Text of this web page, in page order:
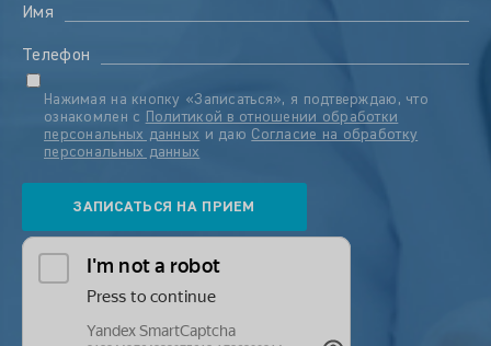
Имя
Телефон
Нажимая на кнопку «Записаться», я подтверждаю, что
ознакомлен с
Политикой в отношении обработки
персональных данных и даю Согласие на обработку
персональных данных